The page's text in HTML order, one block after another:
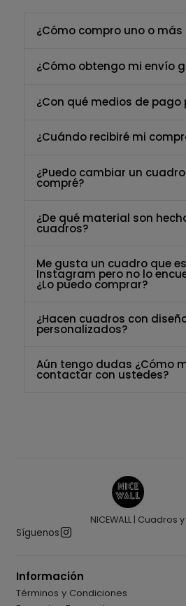
¿Cómo compro uno o
¿Cómo obtengo mi envío
¿Con qué medios de pago
¿Cuándo recibiré mi
¿Puedo cambiar un
compré?
¿De qué material son
cuadros?
Me gusta un cuadro que
Instagram pero no lo
¿Lo puedo comprar?
¿Hacen cuadros con
personalizados?
Aún tengo dudas ¿Cómo
contactar con ustedes?
NICEWALL | Cuadros
Síguenos
Información
Términos y Condiciones